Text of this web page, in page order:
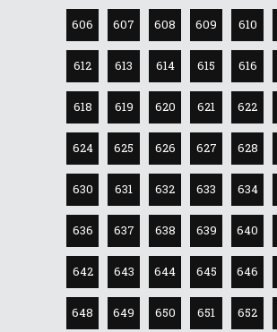
606 607 608 609 610
612 613 614 615 616
618 619 620 621 622
624 625 626 627 628
630 631 632 633 634
636 637 638 639 640
642 643 644 645 646
648 649 650 651 652